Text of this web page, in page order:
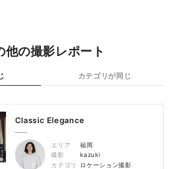
他の撮影レポート
カテゴリが同じ
Classic Elegance
エリア
福岡
撮影
kazuki
カテゴリ
ロケーション撮影